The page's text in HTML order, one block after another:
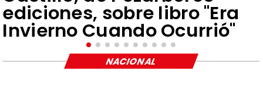
ediciones, sobre libro "Era
Invierno Cuando Ocurrió"
NACIONAL